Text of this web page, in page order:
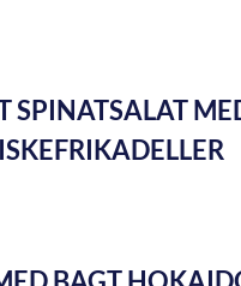
SPINATSALAT